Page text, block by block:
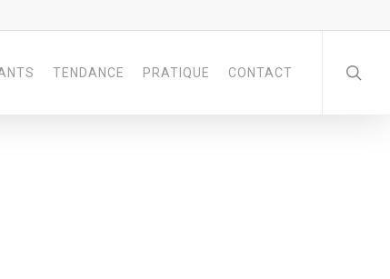
TENDANCE PRATIQUE CONTACT